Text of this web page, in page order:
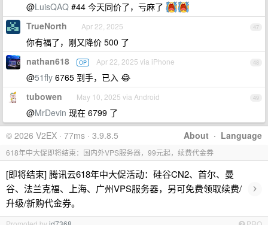
@LuisQAQ #44 今天同价了，亏麻了
47
TrueNorth Apr 22, 2025
你有福了，刚又降价 500 了
48
nathan618 OP Apr 22, 2025 via iPhone
@51fly 6765 到手，已入 😂
49
tubowen May 10, 2025 via Android
@MrDevin 现在 6799 了
About · Language
© 2026 V2EX · 77ms · 3.9.8.5
618年中大促即将结束：国内外VPS服务器，99元起，续费代金券
[即将结束] 腾讯云618年中大促活动：硅谷CN2、首尔、曼
谷、法兰克福、上海、广州VPS服务器，另可免费领取续费/
升级/新购代金券。
›